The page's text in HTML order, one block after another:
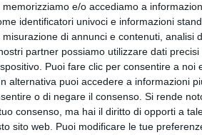
memorizziamo e/o accediamo a
identificatori univoci e informazioni
di annunci e contenuti, analisi
partner possiamo utilizzare dati
Puoi fare clic per consentire a
alternativa puoi accedere a informazioni
o di negare il consenso. Si rende
consenso, ma hai il diritto di opporti a
sito web. Puoi modificare le tue